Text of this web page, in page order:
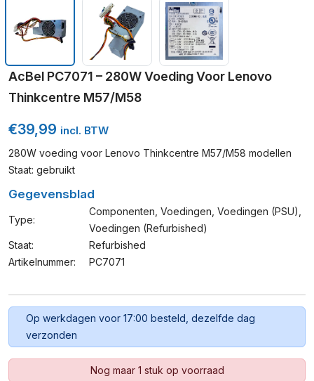
AcBel PC7071 – 280W Voeding Voor Lenovo
Thinkcentre M57/M58
€39,99 incl. BTW
280W voeding voor Lenovo Thinkcentre M57/M58 modellen
Staat: gebruikt
Gegevensblad
Type:
Componenten Voedingen Voedingen (PSU)
Voedingen (refurbished)
Staat:
Refurbished
Artikelnummer:
PC7071
Op werkdagen voor 17:00 besteld, dezelfde dag
verzonden
Nog maar 1 stuk op voorraad